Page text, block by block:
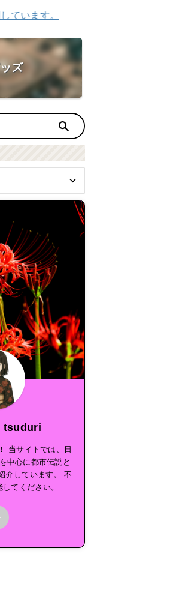
ズ
tsuduri
当サイトでは、日
中心に都市伝説と
介しています。 不
てください。